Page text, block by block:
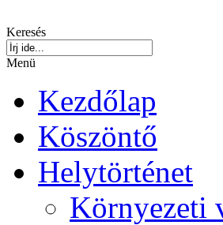
Keresés
Menü
Kezdőlap
Köszöntő
Helytörténet
Környezeti